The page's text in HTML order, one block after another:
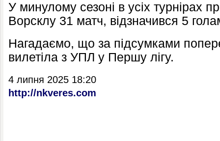
У минулому сезоні в усіх турнірах
Ворсклу 31 матч, відзначився 5
Нагадаємо, що за підсумками
вилетіла з УПЛ у Першу лігу.
4 липня 2025 18:20
http://nkveres.com